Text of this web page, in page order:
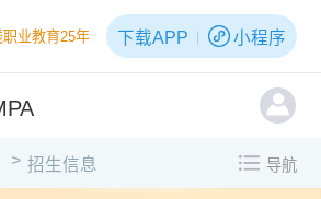
业教育25年 下载APP 小程序
> 招生信息 导航